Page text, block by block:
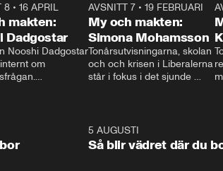
8• 16 APRIL
makten:
Dadgostar
Nooshi Dadgostar
om
upp i val. Ska vi
så sitter vi förstås
24:30
AVSNITT 7• 19 FEBRUARI
My och makten:
Simona Mohamsson
Tonårsutvisningarna, skolan
och och krisen i Liberalerna
står i fokus i det sjunde
kommentator My
Rohwedder ställer
utbildnings- och
5 AUGUSTI
Så blir vädret där du